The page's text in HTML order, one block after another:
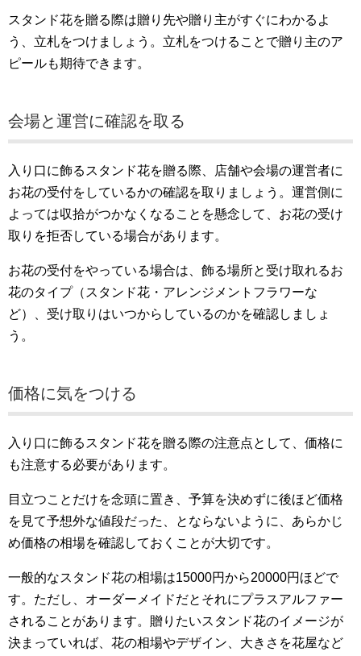
スタンド花を贈る際は贈り先や贈り主がすぐにわかるよ
う、立札をつけましょう。立札をつけることで贈り主のア
ピールも期待できます。
会場と運営に確認を取る
入り口に飾るスタンド花を贈る際、店舗や会場の運営者に
お花の受付をしているかの確認を取りましょう。運営側に
よっては収拾がつかなくなることを懸念して、お花の受け
取りを拒否している場合があります。
お花の受付をやっている場合は、飾る場所と受け取れるお
花のタイプ（スタンド花・アレンジメントフラワーな
ど）、受け取りはいつからしているのかを確認しましょ
う。
価格に気をつける
入り口に飾るスタンド花を贈る際の注意点として、価格に
も注意する必要があります。
目立つことだけを念頭に置き、予算を決めずに後ほど価格
を見て予想外な値段だった、とならないように、あらかじ
め価格の相場を確認しておくことが大切です。
一般的なスタンド花の相場は15000円から20000円ほどで
す。ただし、オーダーメイドだとそれにプラスアルファー
されることがあります。贈りたいスタンド花のイメージが
決まっていれば、花の相場やデザイン、大きさを花屋など